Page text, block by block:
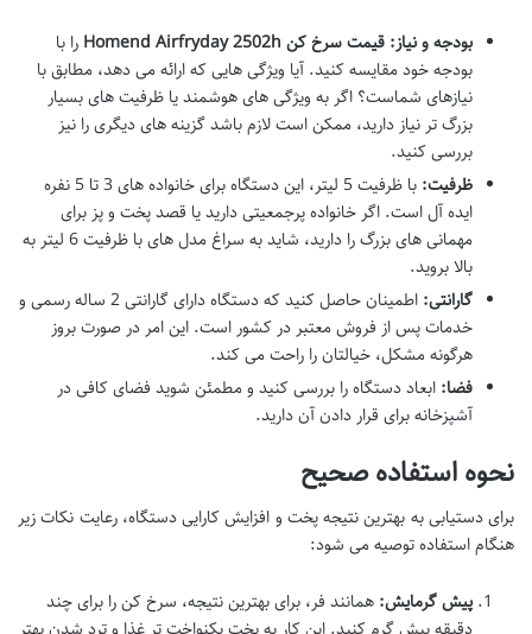
بودجه و نیاز: قیمت سرخ کن Homend Airfryday 2502h
را با
بودجه خود مقایسه کنید. آیا ویژگی هایی که ارائه می دهد، مطابق با
نیازهای شماست؟ اگر به ویژگی های هوشمند یا ظرفیت های بسیار
بزرگ تر نیاز دارید، ممکن است لازم باشد گزینه های دیگری را نیز
بررسی کنید.
ظرفیت:
با ظرفیت 5 لیتر، این دستگاه برای خانواده های 3 تا 5 نفره
ایده آل است. اگر خانواده پرجمعیتی دارید یا قصد پخت و پز برای
مهمانی های بزرگ را دارید، شاید به سراغ مدل های با ظرفیت 6 لیتر به
بالا بروید.
گارانتی:
اطمینان حاصل کنید که دستگاه دارای گارانتی 2 ساله رسمی و
خدمات پس از فروش معتبر در کشور است. این امر در صورت بروز
هرگونه مشکل، خیالتان را راحت می کند.
فضا: ابعاد دستگاه را بررسی کنید و مطمئن شوید فضای کافی در
آشپزخانه برای قرار دادن آن دارید.
نحوه استفاده صحیح
برای دستیابی به بهترین نتیجه پخت و افزایش کارایی دستگاه، رعایت نکات زیر
هنگام استفاده توصیه می شود:
پیش گرمایش: همانند فر، برای بهترین نتیجه، سرخ کن را برای چند